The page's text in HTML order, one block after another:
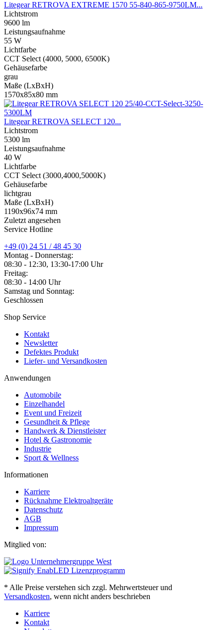
Litegear RETROVA EXTREME 1570 55-840-865-9750LM...
Lichtstrom
9600 lm
Leistungs­aufnahme
55 W
Lichtfarbe
CCT Select (4000, 5000, 6500K)
Gehäusefarbe
grau
Maße (LxBxH)
1570x85x80 mm
Litegear RETROVA SELECT 120...
Lichtstrom
5300 lm
Leistungs­aufnahme
40 W
Lichtfarbe
CCT Select (3000,4000,5000K)
Gehäusefarbe
lichtgrau
Maße (LxBxH)
1190x96x74 mm
Zuletzt angesehen
Service Hotline
+49 (0) 24 51 / 48 45 30
Montag - Donnerstag:
08:30 - 12:30, 13:30-17:00 Uhr
Freitag:
08:30 - 14:00 Uhr
Samstag und Sonntag:
Geschlossen
Shop Service
Kontakt
Newsletter
Defektes Produkt
Liefer- und Versandkosten
Anwendungen
Automobile
Einzelhandel
Event und Freizeit
Gesundheit & Pflege
Handwerk & Dienstleister
Hotel & Gastronomie
Industrie
Sport & Wellness
Informationen
Karriere
Rücknahme Elektroaltgeräte
Datenschutz
AGB
Impressum
Mitglied von:
* Alle Preise verstehen sich zzgl. Mehrwertsteuer und
Versandkosten, wenn nicht anders beschrieben
Karriere
Kontakt